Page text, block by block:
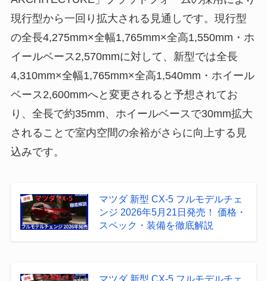
現行型から一回り拡大される見通しです。現行型
の全長4,275mm×全幅1,765mm×全高1,550mm・ホ
イールベース2,570mmに対して、新型では全長
4,310mm×全幅1,765mm×全高1,540mm・ホイール
ベース2,600mmへと変更されると予想されてお
り、全長で約35mm、ホイールベースで30mm拡大
されることで室内空間の余裕がさらに向上する見
込みです。
マツダ 新型 CX-5 フルモデルチェ
ンジ 2026年5月21日発売！ 価格・
スペック・装備を徹底解説
マツダ 新型 CX-5 フルモデルチェ